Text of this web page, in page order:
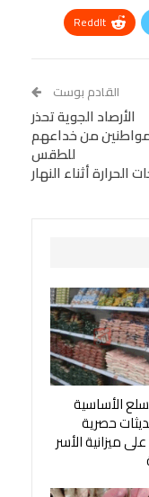
ReddIt
VK
Viber
القادم بوست
الأرصاد الجوية تحذر
من خداعهم
للطقس
الحرارة أثناء النهار
الأساسية
حصرية
على ميزانية الأسر